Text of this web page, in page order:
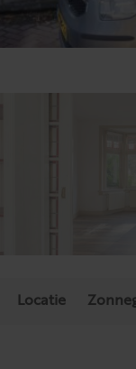
Locatie